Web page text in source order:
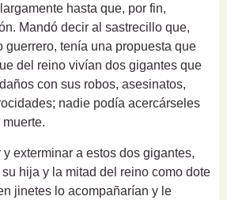
hasta que, por fin,
Mandó decir al sastrecillo que,
guerrero, tenía una propuesta que
del reino vivían dos gigantes que
con sus robos, asesinatos,
nadie podía acercárseles
exterminar a estos dos gigantes,
hija y la mitad del reino como dote
jinetes lo acompañarían y le